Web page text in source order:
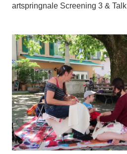
artspringnale Screening 3 & Talk